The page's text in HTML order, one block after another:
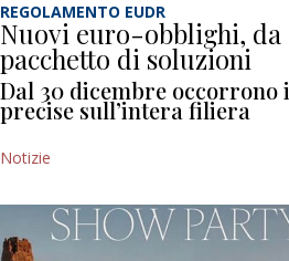
REGOLAMENTO EUDR
Nuovi euro-obblighi, da
pacchetto di soluzioni
Dal 30 dicembre
precise sull’intera filiera
Notizie